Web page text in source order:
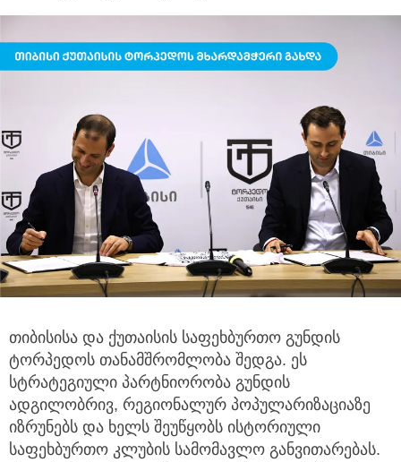
თიბისისა და ქუთაისის საფეხბურთო გუნდის
ტორპედოს თანამშრომლობა შედგა. ეს
სტრატეგიული პარტნიორობა გუნდის
ადგილობრივ, რეგიონალურ პოპულარიზაციაზე
იზრუნებს და ხელს შეუწყობს ისტორიული
საფეხბურთო კლუბის სამომავლო განვითარებას.